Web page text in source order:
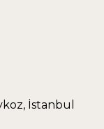
İstanbul